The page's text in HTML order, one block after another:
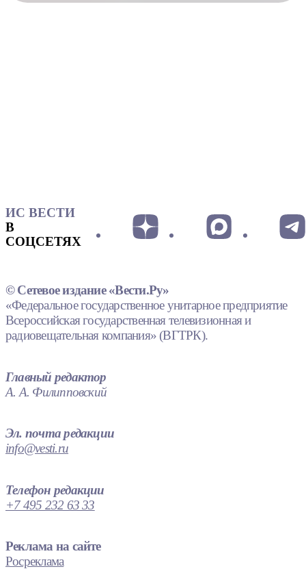
ИС ВЕСТИ
В
СОЦСЕТЯХ
© Сетевое издание «Вести.Ру»
«Федеральное государственное унитарное предприятие
Всероссийская государственная телевизионная и
радиовещательная компания» (ВГТРК).
Главный редактор
А. А. Филипповский
Эл. почта редакции
info@vesti.ru
Телефон редакции
+7 495 232 63 33
Реклама на сайте
Росреклама